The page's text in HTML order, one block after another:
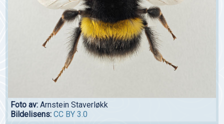
Foto av: Arnstein Staverløkk
Bildelisens: CC BY 3.0